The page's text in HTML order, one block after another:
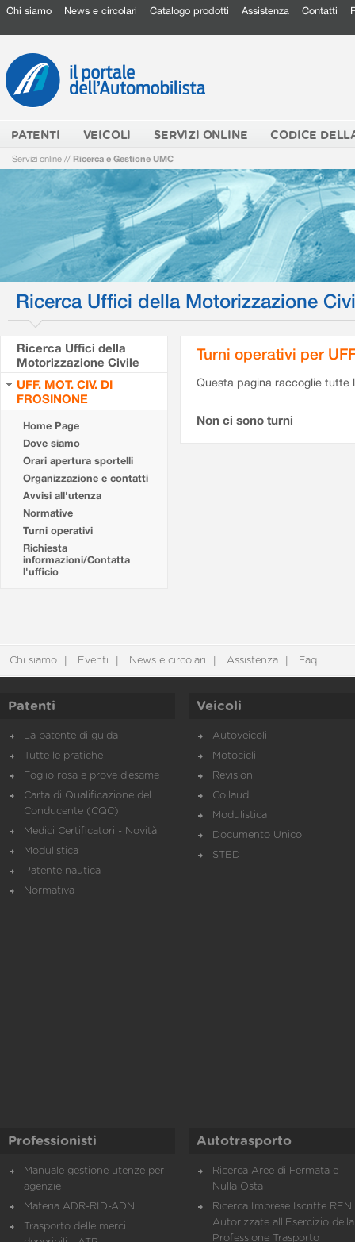
Chi siamo News e circolari Catalogo prodotti Assistenza Contatti
PATENTI VEICOLI SERVIZI ONLINE CODICE
Servizi online // Ricerca e Gestione UMC
Ricerca Uffici della Motorizzazione
Ricerca Uffici della
Motorizzazione Civile
UFF. MOT. CIV. DI
FROSINONE
Home Page
Dove siamo
Orari apertura sportelli
Organizzazione e contatti
Avvisi all'utenza
Normative
Turni operativi
Richiesta
informazioni/Contatta
l'ufficio
Turni operativi per
Questa pagina raccoglie tutte
Non ci sono turni
Chi siamo Eventi News e circolari Assistenza Faq
Patenti
La patente di guida
Tutte le pratiche
Foglio rosa e prove d’esame
Carta di Qualificazione del
Conducente (CQC)
Medici Certificatori - Novità
Modulistica
Patente nautica
Normativa
Veicoli
Autoveicoli
Motocicli
Revisioni
Collaudi
Modulistica
Documento Unico
STED
Professionisti
Manuale gestione utenze per
agenzie
Materia ADR-RID-ADN
Trasporto delle merci
Autotrasporto
Ricerca Aree di Fermata e
Nulla Osta
Ricerca Imprese Iscritte REN
Autorizzate all'Esercizio della
Professione Trasporto